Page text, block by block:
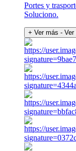
Portes y
Soluciono.
+ Ver más - Ver